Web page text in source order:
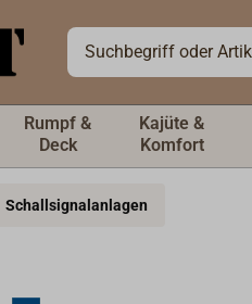
Rumpf &
Deck
Kajüte &
Komfort
Schallsignalanlagen